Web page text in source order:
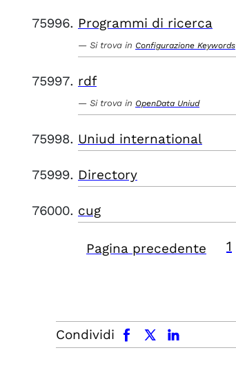
Programmi di ricerca
Si trova in Configurazione Keywords
rdf
Si trova in OpenData Uniud
Uniud international
Directory
cug
Pagina precedente 1
Condividi
facebook x.com linkedin